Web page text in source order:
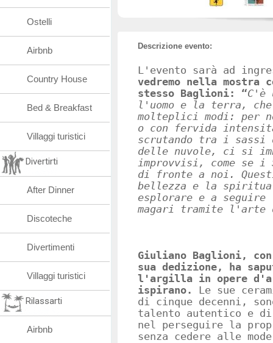
Descrizione evento:
L'evento sarà ad
vedremo nella mostra
stesso Baglioni: “C'è
l'uomo e la terra,
molteplici modi: per
o con fervida
scrutando tra i sassi
delle nuvole, ci si
improvvisi, come se i
di fronte a noi.
bellezza e la
esplorare e a
magari tramite l'arte
Giuliano Baglioni,
sua dedizione, ha
l'argilla in opere
ispirano. Le sue
di cinque decenni,
talento autentico e di
nel perseguire la
senza cedere alle
Ostelli
Airbnb
Country House
Bed & Breakfast
Villaggi turistici
Divertirti
After Dinner
Discoteche
Divertimenti
Villaggi turistici
Rilassarti
Airbnb